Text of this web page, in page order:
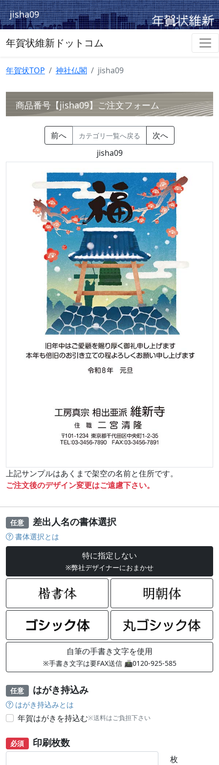
jisha09
年賀状維新ドットコム
年賀状TOP 神社仏閣 jisha09
商品番号【jisha09】ご注文フォーム
前へ カテゴリ一覧へ戻る
次へ
jisha09
上記サンプルはあくまで架空の名前と住所です。
ご注文後のデザイン変更はご遠慮下さい。
任意 差出人名の書体選択
書体選択とは
特に指定しない
※弊社デザイナーにおまかせ
自筆の手書き文字を使用
※手書き文字は要FAX送信 📠0120-925-585
任意 はがき持込み
はがき持込みとは
年賀はがきを持込む※送料はご負担下さい
必須 印刷枚数
枚